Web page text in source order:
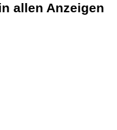
allen Anzeigen